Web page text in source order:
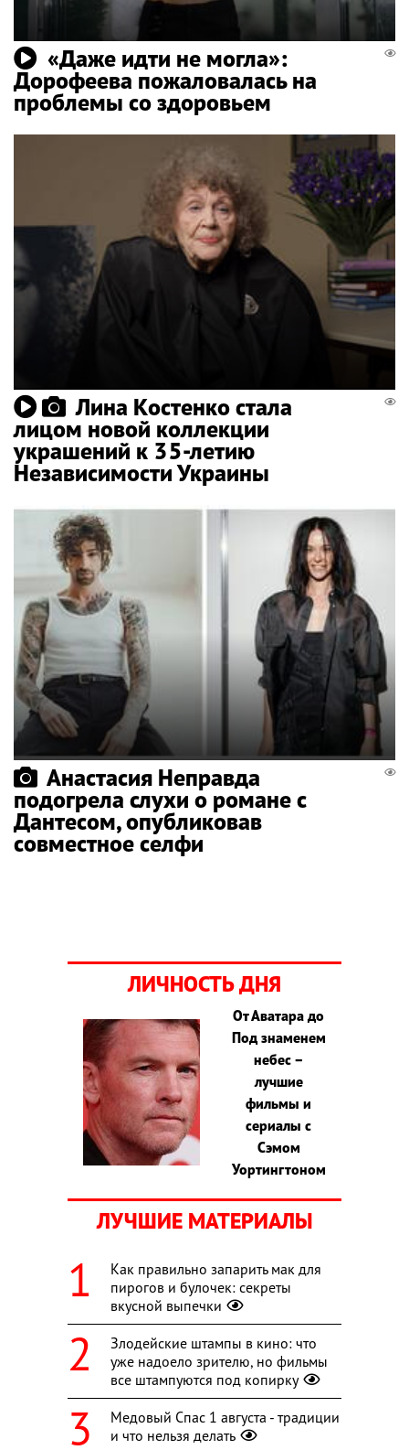
«Даже идти не могла»:
Дорофеева пожаловалась на
проблемы со здоровьем
Лина Костенко стала
лицом новой коллекции
украшений к 35-летию
Независимости Украины
Анастасия Неправда
подогрела слухи о романе с
Дантесом, опубликовав
совместное селфи
ЛИЧНОСТЬ ДНЯ
От Аватара до
Под знаменем
небес –
лучшие
фильмы и
сериалы с
Сэмом
Уортингтоном
ЛУЧШИЕ МАТЕРИАЛЫ
Как правильно запарить мак для
пирогов и булочек: секреты
вкусной выпечки
Злодейские штампы в кино: что
уже надоело зрителю, но фильмы
все штампуются под копирку
Медовый Спас 1 августа - традиции
и что нельзя делать